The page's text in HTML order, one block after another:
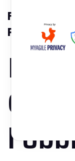
Prorogata